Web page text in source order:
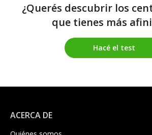
¿Querés descubrir los
que tienes más
Hacé el test
ACERCA DE